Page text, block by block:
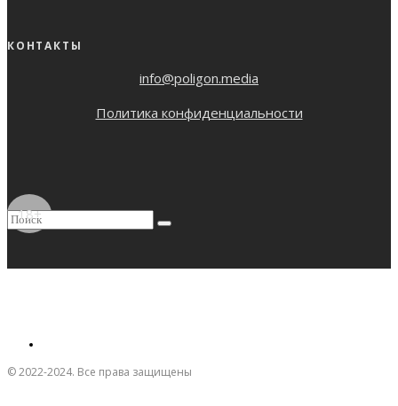
КОНТАКТЫ
info@poligon.media
Политика конфиденциальности
18+
© 2022-2024. Все права защищены